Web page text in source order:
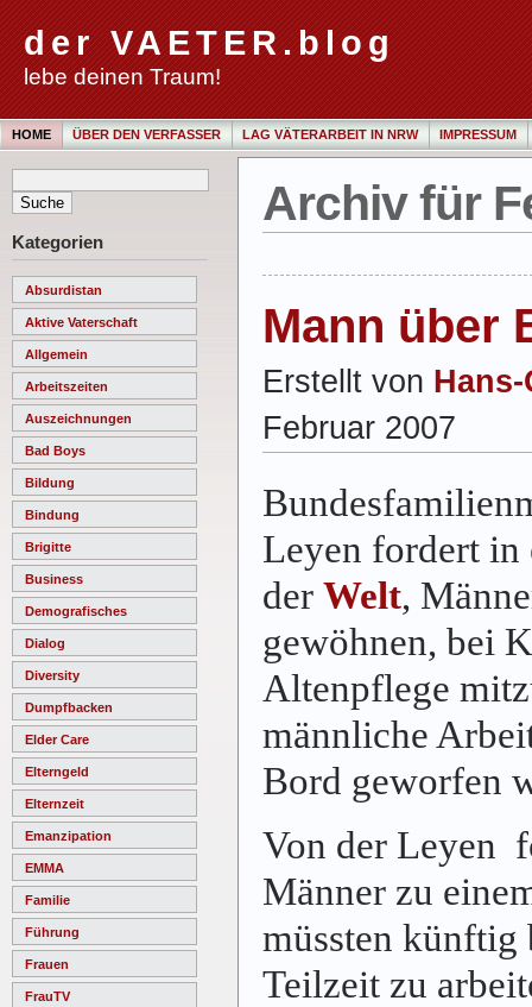
der VAETER.blog
lebe deinen Traum!
HOME ÜBER DEN VERFASSER LAG VÄTERARBEIT IN NRW IMPRESSUM
Kategorien
Absurdistan
Aktive Vaterschaft
Allgemein
Arbeitszeiten
Auszeichnungen
Bad Boys
Bildung
Bindung
Brigitte
Business
Demografisches
Dialog
Diversity
Dumpfbacken
Elder Care
Elterngeld
Elternzeit
Emanzipation
EMMA
Familie
Führung
Frauen
FrauTV
Archiv für
Mann über
Erstellt von
Februar 2007
Leyen fordert in
der Welt,
gewöhnen, bei
Altenpflege
männliche
Bord geworfen
Von der Leyen
Männer zu
müssten künftig
Teilzeit zu